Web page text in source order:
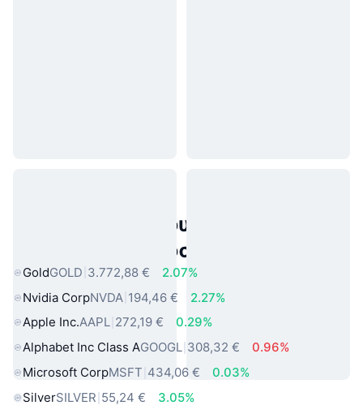
Δημοφιλή περιουσιακά στοιχεία
πραγματικού κόσμου
GoldGOLD 3.772,88 €
2.07%
Nvidia CorpNVDA 194,46 €
2.27%
Apple Inc.AAPL 272,19 €
0.29%
Alphabet Inc Class AGOOGL 308,32 €
0.96%
Microsoft CorpMSFT 434,06 €
0.03%
SilverSILVER 55,24 €
3.05%